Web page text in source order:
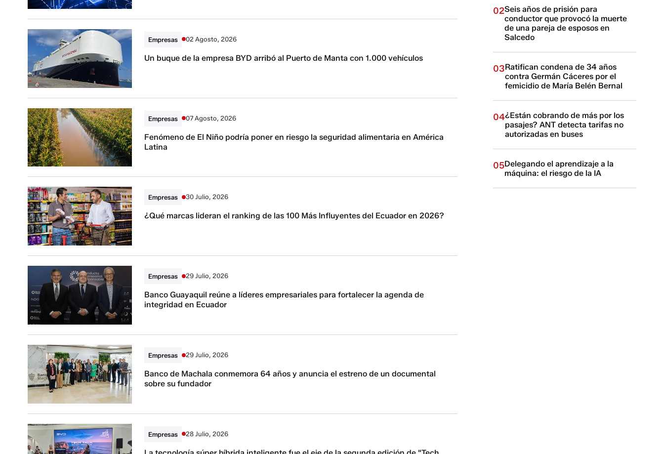
Empresas 02 Agosto, 2026
Un buque de la empresa BYD arribó al Puerto de Manta con 1.000 vehículos
Empresas 07 Agosto, 2026
Fenómeno de El Niño podría poner en riesgo la seguridad alimentaria en América
Latina
Empresas 30 Julio, 2026
¿Qué marcas lideran el ranking de las 100 Más Influyentes del Ecuador en 2026?
Empresas 29 Julio, 2026
Banco Guayaquil reúne a líderes empresariales para fortalecer la agenda de
integridad en Ecuador
Empresas 29 Julio, 2026
Banco de Machala conmemora 64 años y anuncia el estreno de un documental
sobre su fundador
Empresas 28 Julio, 2026
02Seis años de prisión para
conductor que provocó la muerte
de una pareja de esposos en
Salcedo
03Ratifican condena de 34 años
contra Germán Cáceres por el
femicidio de María Belén Bernal
04¿Están cobrando de más por los
pasajes? ANT detecta tarifas no
autorizadas en buses
05Delegando el aprendizaje a la
máquina: el riesgo de la IA